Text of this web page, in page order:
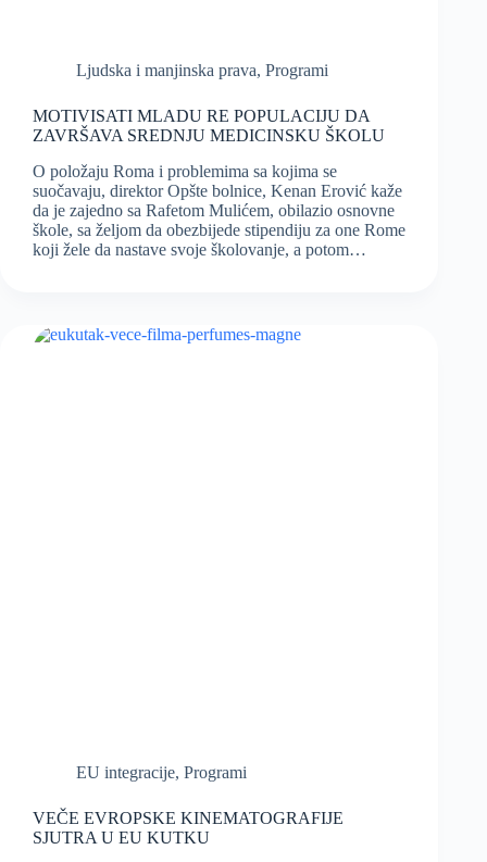
Ljudska i manjinska prava, Programi
MOTIVISATI MLADU RE POPULACIJU DA
ZAVRŠAVA SREDNJU MEDICINSKU ŠKOLU
O položaju Roma i problemima sa kojima se
suočavaju, direktor Opšte bolnice, Kenan Erović kaže
da je zajedno sa Rafetom Mulićem, obilazio osnovne
škole, sa željom da obezbijede stipendiju za one Rome
koji žele da nastave svoje školovanje, a potom…
EU integracije, Programi
VEČE EVROPSKE KINEMATOGRAFIJE
SJUTRA U EU KUTKU